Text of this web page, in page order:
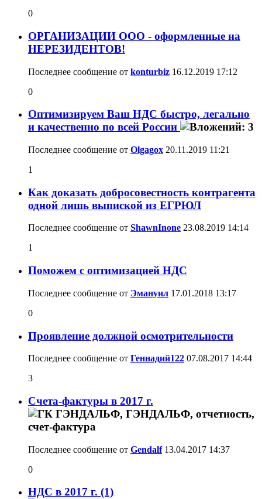
0
ОРГАНИЗАЦИИ ООО - оформленные на
НЕРЕЗИДЕНТОВ!
Последнее сообщение от konturbiz 16.12.2019 17:12
0
Оптимизируем Ваш НДС быстро, легально
и качественно по всей России
Последнее сообщение от Olgagox 20.11.2019 11:21
1
Как доказать добросовестность контрагента
одной лишь выпиской из ЕГРЮЛ
Последнее сообщение от ShawnInone 23.08.2019 14:14
1
Поможем с оптимизацией НДС
Последнее сообщение от Эмануил 17.01.2018 13:17
0
Проявление должной осмотрительности
Последнее сообщение от Геннадий122 07.08.2017 14:44
3
Счета-фактуры в 2017 г.
Последнее сообщение от Gendalf13.04.2017 14:37
0
НДС в 2017 г. (1)